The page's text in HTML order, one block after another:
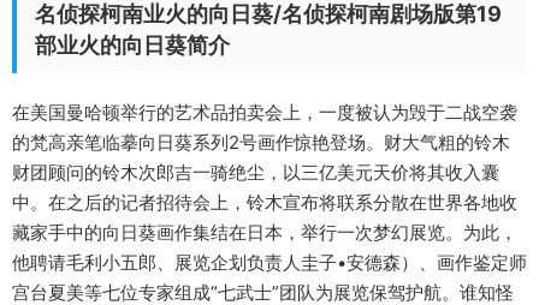
名侦探柯南业火的向日葵/名侦探柯南剧场版第19
部业火的向日葵简介
在美国曼哈顿举行的艺术品拍卖会上，一度被认为毁于二战空袭
的梵高亲笔临摹向日葵系列2号画作惊艳登场。财大气粗的铃木
财团顾问的铃木次郎吉一骑绝尘，以三亿美元天价将其收入囊
中。在之后的记者招待会上，铃木宣布将联系分散在世界各地收
藏家手中的向日葵画作集结在日本，举行一次梦幻展览。为此，
他聘请毛利小五郎、展览企划负责人圭子•安德森）、画作鉴定师
宫台夏美等七位专家组成“七武士”团队为展览保驾护航。谁知怪